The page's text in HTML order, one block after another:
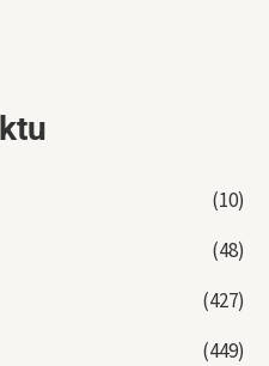
(10)
(48)
(427)
(449)